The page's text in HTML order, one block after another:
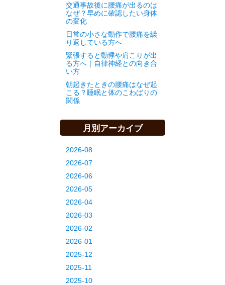
交通事故後に腰痛が出るのは
なぜ？早めに確認したい身体
の変化
日常の小さな動作で腰痛を繰
り返している方へ
緊張すると動悸や肩こりが出
る方へ｜自律神経との向き合
い方
朝起きたときの腰痛はなぜ起
こる？睡眠と体のこわばりの
関係
月別アーカイブ
2026-08
2026-07
2026-06
2026-05
2026-04
2026-03
2026-02
2026-01
2025-12
2025-11
2025-10